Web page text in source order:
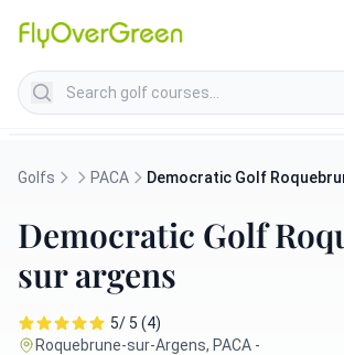
Search golf courses
Golfs PACA Democratic Golf
Democratic Golf
sur argens
5/ 5 (4)
Roquebrune-sur-Argens, PACA -